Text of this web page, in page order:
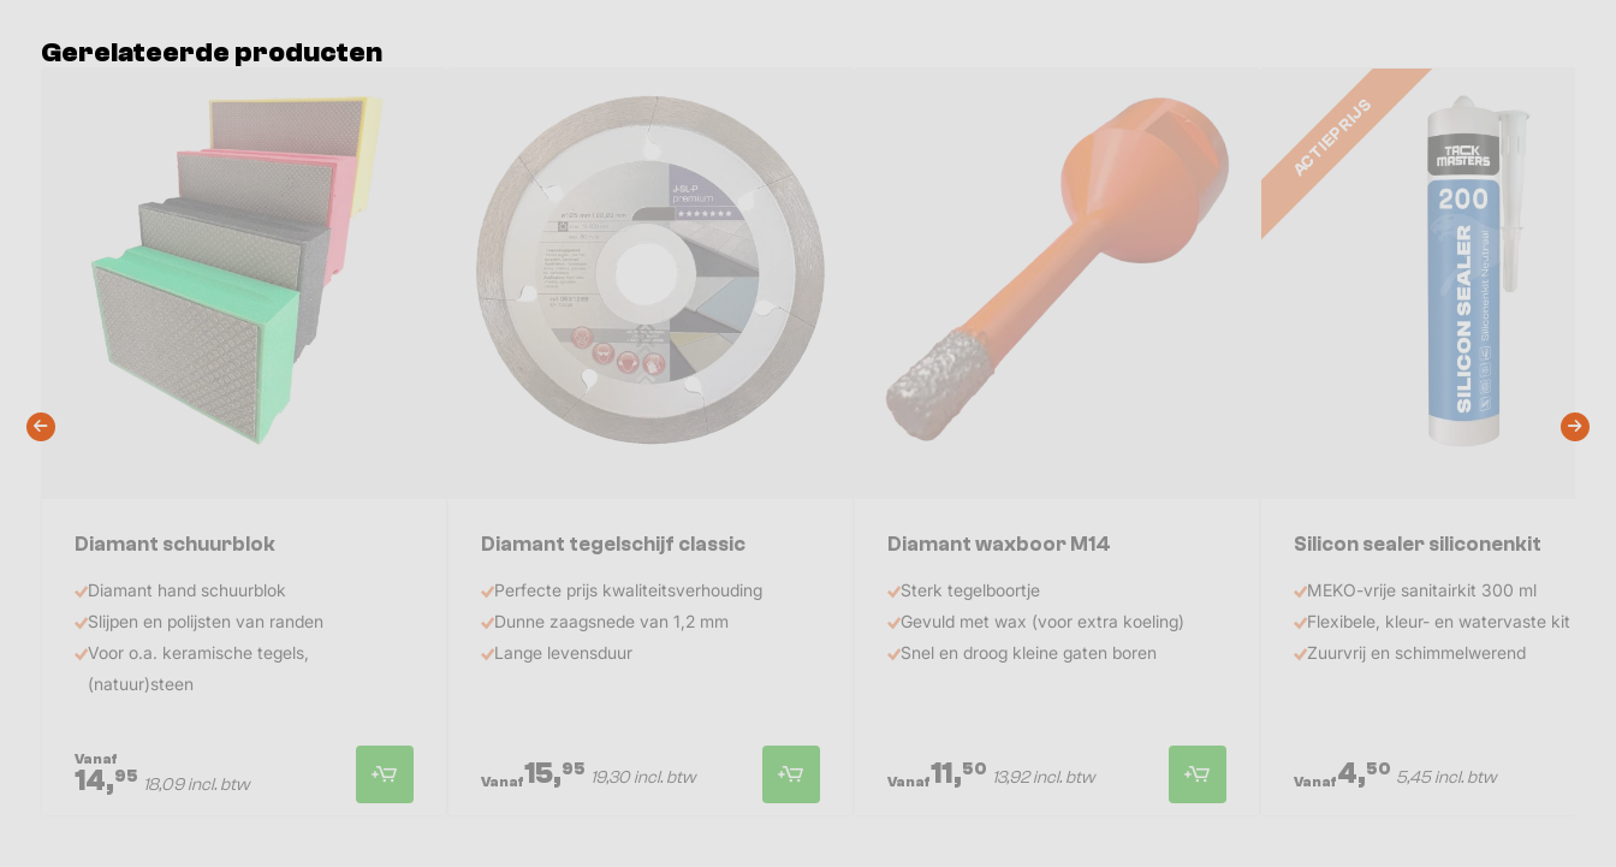
Gerelateerde producten
Diamant schuurblok
Diamant hand schuurblok
Slijpen en polijsten van randen
Voor o.a. keramische tegels,
(natuur)steen
Vanaf
14,95 18,09 incl. btw
Diamant tegelschijf classic
Perfecte prijs kwaliteitsverhouding
Dunne zaagsnede van 1,2 mm
Lange levensduur
Vanaf15,95 19,30 incl. btw
Diamant waxboor M14
Sterk tegelboortje
Gevuld met wax (voor extra koeling)
Snel en droog kleine gaten boren
Vanaf11,50 13,92 incl. btw
ACTIEPRIJS
Silicon sealer siliconenkit
MEKO-vrije sanitairkit 300 ml
Flexibele, kleur- en watervaste kit
Zuurvrij en schimmelwerend
Vanaf4,50 5,45 incl. btw